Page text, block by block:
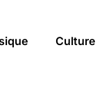
Culture